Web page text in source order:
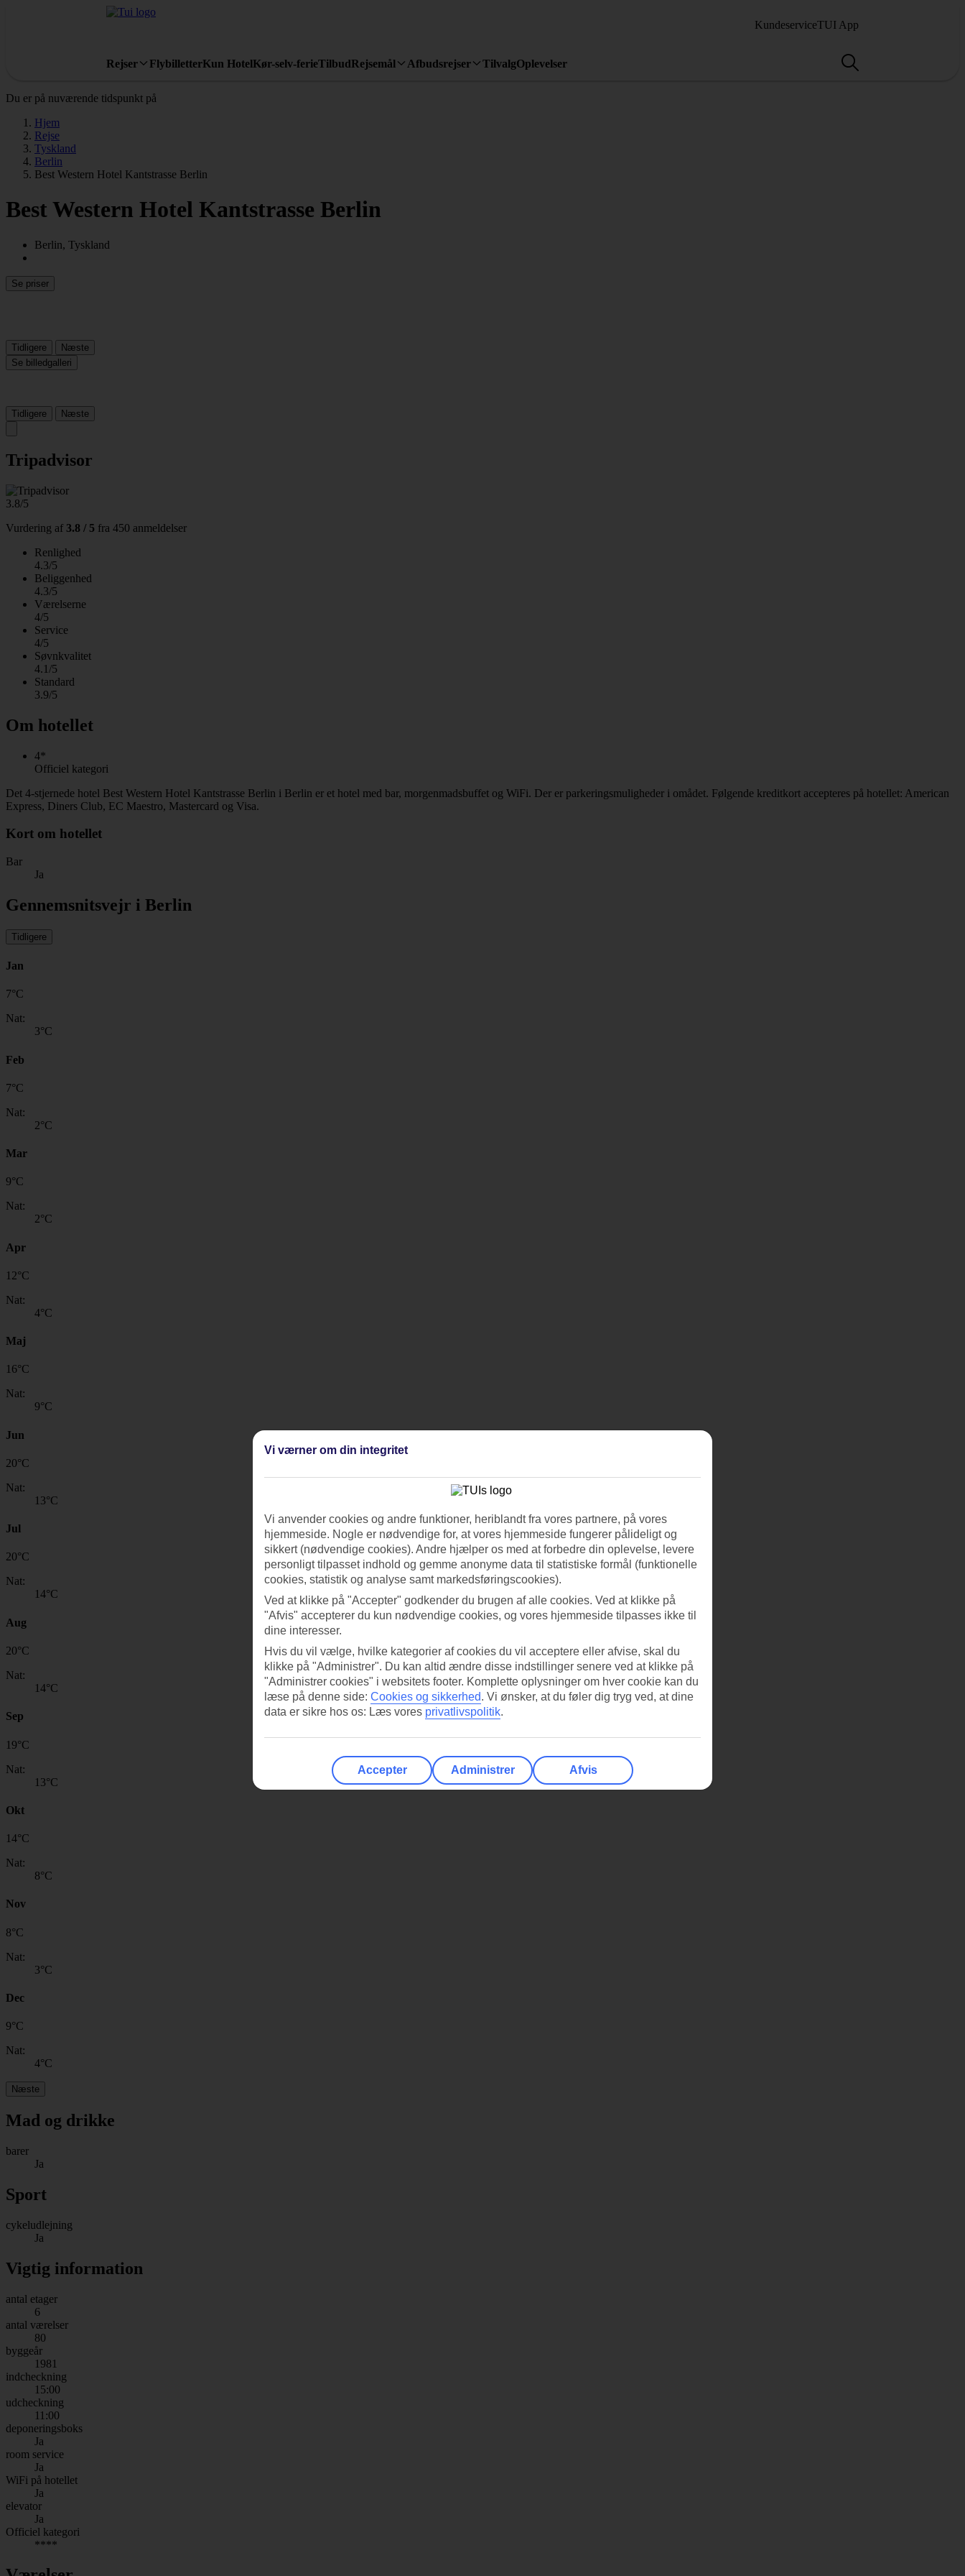
KundeserviceTUI App
Rejser FlybilletterKun HotelKør-selv-ferieTilbudRejsemål Afbudsrejser TilvalgOplevelser
Du er på nuværende tidspunkt på
Hjem
Rejse
Tyskland
Berlin
Best Western Hotel Kantstrasse Berlin
Best Western Hotel Kantstrasse Berlin
Berlin, Tyskland
Se priser
Tidligere
Næste
Se billedgalleri
Tidligere Næste
Tripadvisor
3.8/5
Vurdering af 3.8 / 5 fra 450 anmeldelser
Renlighed
4.3/5
Beliggenhed
4.3/5
Værelserne
4/5
Service
4/5
Søvnkvalitet
4.1/5
Standard
3.9/5
Om hotellet
4*
Officiel kategori
Det 4-stjernede hotel Best Western Hotel Kantstrasse Berlin i Berlin er et hotel med bar, morgenmadsbuffet og WiFi. Der er parkeringsmuligheder i omådet. Følgende kreditkort accepteres på hotellet: American
Express, Diners Club, EC Maestro, Mastercard og Visa.
Kort om hotellet
Bar
Ja
Gennemsnitsvejr i Berlin
Tidligere
Jan
7°C
Nat:
3°C
Feb
7°C
Nat:
2°C
Mar
9°C
Nat:
2°C
Apr
12°C
Nat:
4°C
Maj
16°C
Nat:
9°C
Jun
20°C
Nat:
13°C
Jul
20°C
Nat:
14°C
Aug
20°C
Nat:
14°C
Sep
19°C
Nat:
13°C
Okt
14°C
Nat:
8°C
Nov
8°C
Nat:
3°C
Dec
9°C
Nat:
4°C
Næste
Mad og drikke
barer
Ja
Sport
cykeludlejning
Ja
Vigtig information
antal etager
6
antal værelser
80
byggeår
1981
indcheckning
15:00
udcheckning
11:00
deponeringsboks
Ja
room service
Ja
WiFi på hotellet
Ja
elevator
Ja
Officiel kategori
****
Vi værner om din integritet
Vi anvender cookies og andre funktioner, heriblandt fra vores partnere, på vores
hjemmeside. Nogle er nødvendige for, at vores hjemmeside fungerer pålideligt og
sikkert (nødvendige cookies). Andre hjælper os med at forbedre din oplevelse, levere
personligt tilpasset indhold og gemme anonyme data til statistiske formål (funktionelle
cookies, statistik og analyse samt markedsføringscookies).
Ved at klikke på "Accepter" godkender du brugen af alle cookies. Ved at klikke på
"Afvis" accepterer du kun nødvendige cookies, og vores hjemmeside tilpasses ikke til
dine interesser.
Hvis du vil vælge, hvilke kategorier af cookies du vil acceptere eller afvise, skal du
klikke på "Administrer". Du kan altid ændre disse indstillinger senere ved at klikke på
"Administrer cookies" i websitets footer. Komplette oplysninger om hver cookie kan du
læse på denne side: Cookies og sikkerhed. Vi ønsker, at du føler dig tryg ved, at dine
data er sikre hos os: Læs vores privatlivspolitik.
Accepter Administrer Afvis